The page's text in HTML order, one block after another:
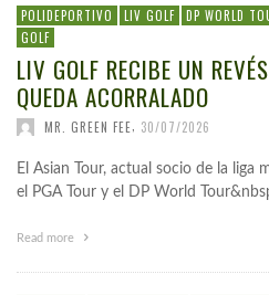
POLIDEPORTIVO LIV GOLF DP WORLD
GOLF
LIV GOLF RECIBE UN
QUEDA ACORRALADO
MR. GREEN FEE 30/07/2026
El Asian Tour, actual socio de la liga
el PGA Tour y el DP World
Read more